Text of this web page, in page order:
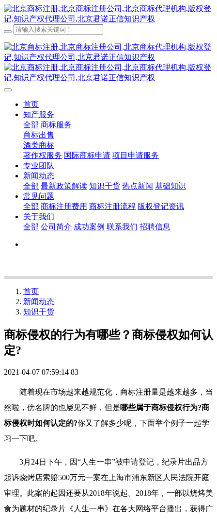
首页
知产服务
全部 商标服务
商标出售
酒类商标
著作权服务 国际商标申请 项目申请服务
专业团队
新闻动态
全部 最新政策解读 知识干货 热点新闻 基础知识
常见问题
全部 商标注册费用 商标注册流程 版权登记资讯
关于我们
全部 公司简介 成功案例 联系我们 招聘信息
首页
新闻动态
知识干货
商标侵权的行为有哪些？商标侵权如何认
定?
2021-04-07 07:59:14 83
随着现在市场越来越规范化，商标注册量是越来越多，当
然啦，傍名牌的也屡见不鲜，但是哪些属于商标侵权行为?商
标侵权时如何认定的?你又了解多少呢，下面举个例子一起学
习一下吧。
3月24日下午，因“人生一串”被申请登记，纪录片出品方
起诉烧烤店索赔500万元一案在上海市浦东新区人民法院开庭
审理。此案的起因还要从2018年说起。2018年，一部以烧烤美
食为题材的纪录片《人生一串》在各大网络平台播出，获得广